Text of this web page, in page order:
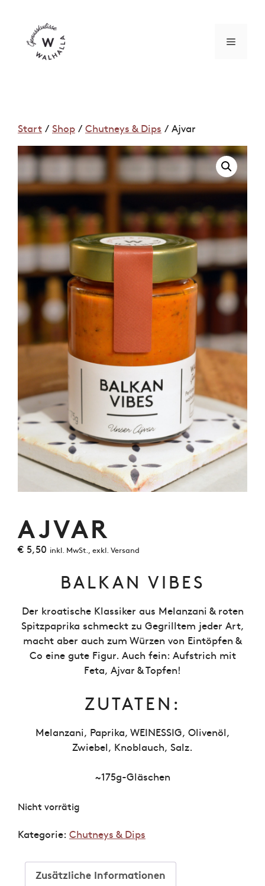
springen
MENÜ
Start / Shop / Chutneys & Dips / Ajvar
AJVAR
€ 5,50 inkl. MwSt., exkl. Versand
BALKAN VIBES
Der kroatische Klassiker aus Melanzani & roten
Spitzpaprika schmeckt zu Gegrilltem jeder Art,
macht aber auch zum Würzen von Eintöpfen &
Co eine gute Figur. Auch fein: Aufstrich mit
Feta, Ajvar & Topfen!
ZUTATEN:
Melanzani, Paprika, WEINESSIG, Olivenöl,
Zwiebel, Knoblauch, Salz.
~175g-Gläschen
Nicht vorrätig
Kategorie: Chutneys & Dips
Zusätzliche Informationen